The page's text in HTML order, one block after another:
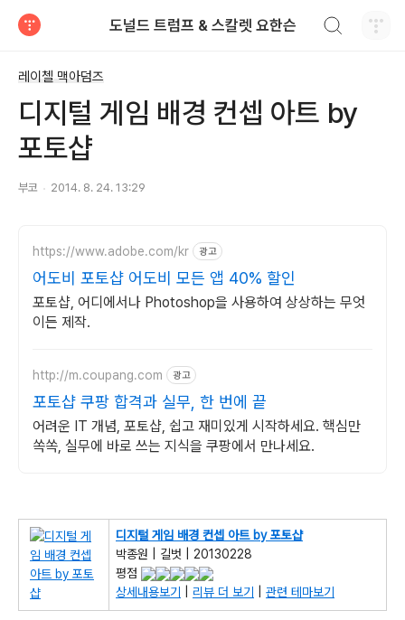
도널드 트럼프 & 스칼렛 요한슨
레이첼 맥아덤즈
디지털 게임 배경 컨셉 아트 by
포토샵
부코 2014. 8. 24. 13:29
https://www.adobe.com/kr 광고
어도비 포토샵 어도비 모든 앱 40% 할인
포토샵, 어디에서나 Photoshop을 사용하여 상상하는 무엇
이든 제작.
http://m.coupang.com 광고
포토샵 쿠팡 합격과 실무, 한 번에 끝
어려운 IT 개념, 포토샵, 쉽고 재미있게 시작하세요. 핵심만
쏙쏙, 실무에 바로 쓰는 지식을 쿠팡에서 만나세요.
디지털 게임 배경 컨셉 아트 by 포토샵
박종원 | 길벗 | 20130228
평점
상세내용보기
리뷰 더 보기 관련 테마보기